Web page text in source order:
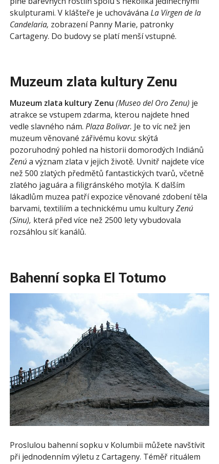
skulpturami. V klášteře je uchovávána La Virgen de la
Candelaria, zobrazení Panny Marie, patronky
Cartageny. Do budovy se platí menší vstupné.
Muzeum zlata kultury Zenu
Muzeum zlata kultury Zenu (Museo del Oro Zenu) je
atrakce se vstupem zdarma, kterou najdete hned
vedle slavného nám. Plaza Bolivar. Je to víc než jen
muzeum věnované zářivému kovu: skýtá
pozoruhodný pohled na historii domorodých Indiánů
Zenúa význam zlata v jejich životě. Uvnitř najdete více
než 500 zlatých předmětů fantastických tvarů, včetně
zlatého jaguára a filigránského motýla. K dalším
lákadlům muzea patří expozice věnované zdobení těla
barvami, textiliím a technickému umu kulturyZenú
(Sinu), která před více než 2500 lety vybudovala
rozsáhlou síť kanálů.
Bahenní sopka El Totumo
Proslulou bahenní sopku v Kolumbii můžete navštívit
při jednodenním výletu z Cartageny. Téměř rituálem